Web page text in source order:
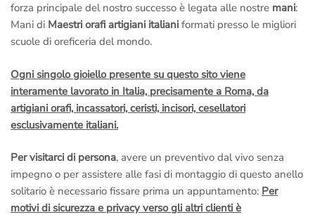
forza principale del nostro successo è legata alle nostre mani:
Mani di Maestri orafi artigiani italiani formati presso le migliori
scuole di oreficeria del mondo.
Ogni singolo gioiello presente su questo sito viene
interamente lavorato in Italia, precisamente a Roma, da
artigiani orafi, incassatori, ceristi, incisori, cesellatori
esclusivamente italiani.
Per visitarci di persona, avere un preventivo dal vivo senza
impegno o per assistere alle fasi di montaggio di questo anello
solitario è necessario fissare prima un appuntamento: Per
motivi di sicurezza e privacy verso gli altri clienti è